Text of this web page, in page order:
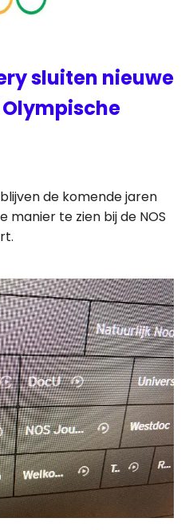
sluiten nieuwe
de komende jaren
manier te zien bij de NOS